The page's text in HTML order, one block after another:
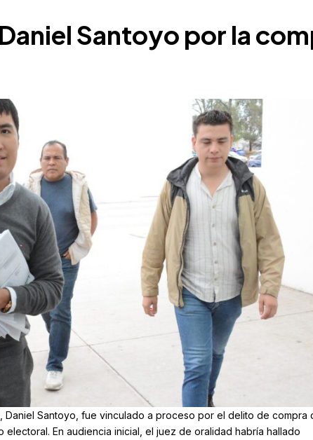
Santoyo por la
Daniel Santoyo, fue vinculado a proceso por el delito de compra
En audiencia inicial, el juez de oralidad habría hallado